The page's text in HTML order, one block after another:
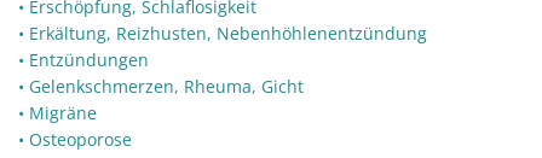
• Erschöpfung, Schlaflosigkeit
• Erkältung, Reizhusten, Nebenhöhlenentzündung
• Entzündungen
• Gelenkschmerzen, Rheuma, Gicht
• Migräne
• Osteoporose